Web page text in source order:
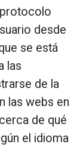
desde
se está
las
de la
las webs en
de qué
el idioma